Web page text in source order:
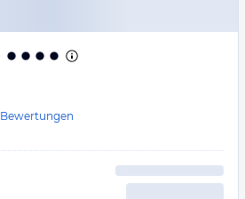
Bewertungen